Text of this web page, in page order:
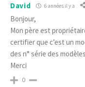
David 6 années il y a
Bonjour,
Mon père est
certifier que c’est un
des n° série des
Merci
0